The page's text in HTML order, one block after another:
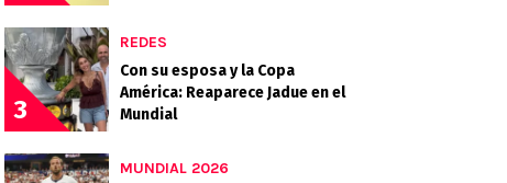
3
REDES
Con su esposa y la Copa
América: Reaparece Jadue en el
Mundial
MUNDIAL 2026